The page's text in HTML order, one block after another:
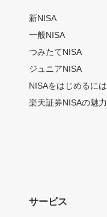
新NISA
一般NISA
つみたてNISA
ジュニアNISA
NISAをはじめるには
楽天証券NISAの魅力
サービス